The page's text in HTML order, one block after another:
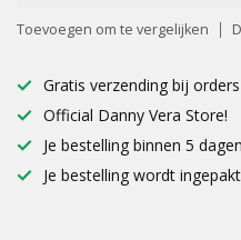
Toevoegen om te vergelijken
Gratis verzending bij
Official Danny Vera Store!
Je bestelling binnen 5
Je bestelling wordt